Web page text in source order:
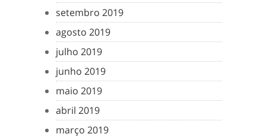
setembro 2019
agosto 2019
julho 2019
junho 2019
maio 2019
abril 2019
março 2019